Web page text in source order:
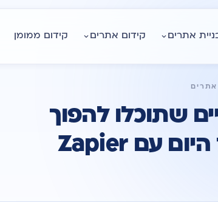
אתרים קידום אתרים קידום ממומן
שתוכלו להפוך
לאוטומטיים עוד היום עם Zapier